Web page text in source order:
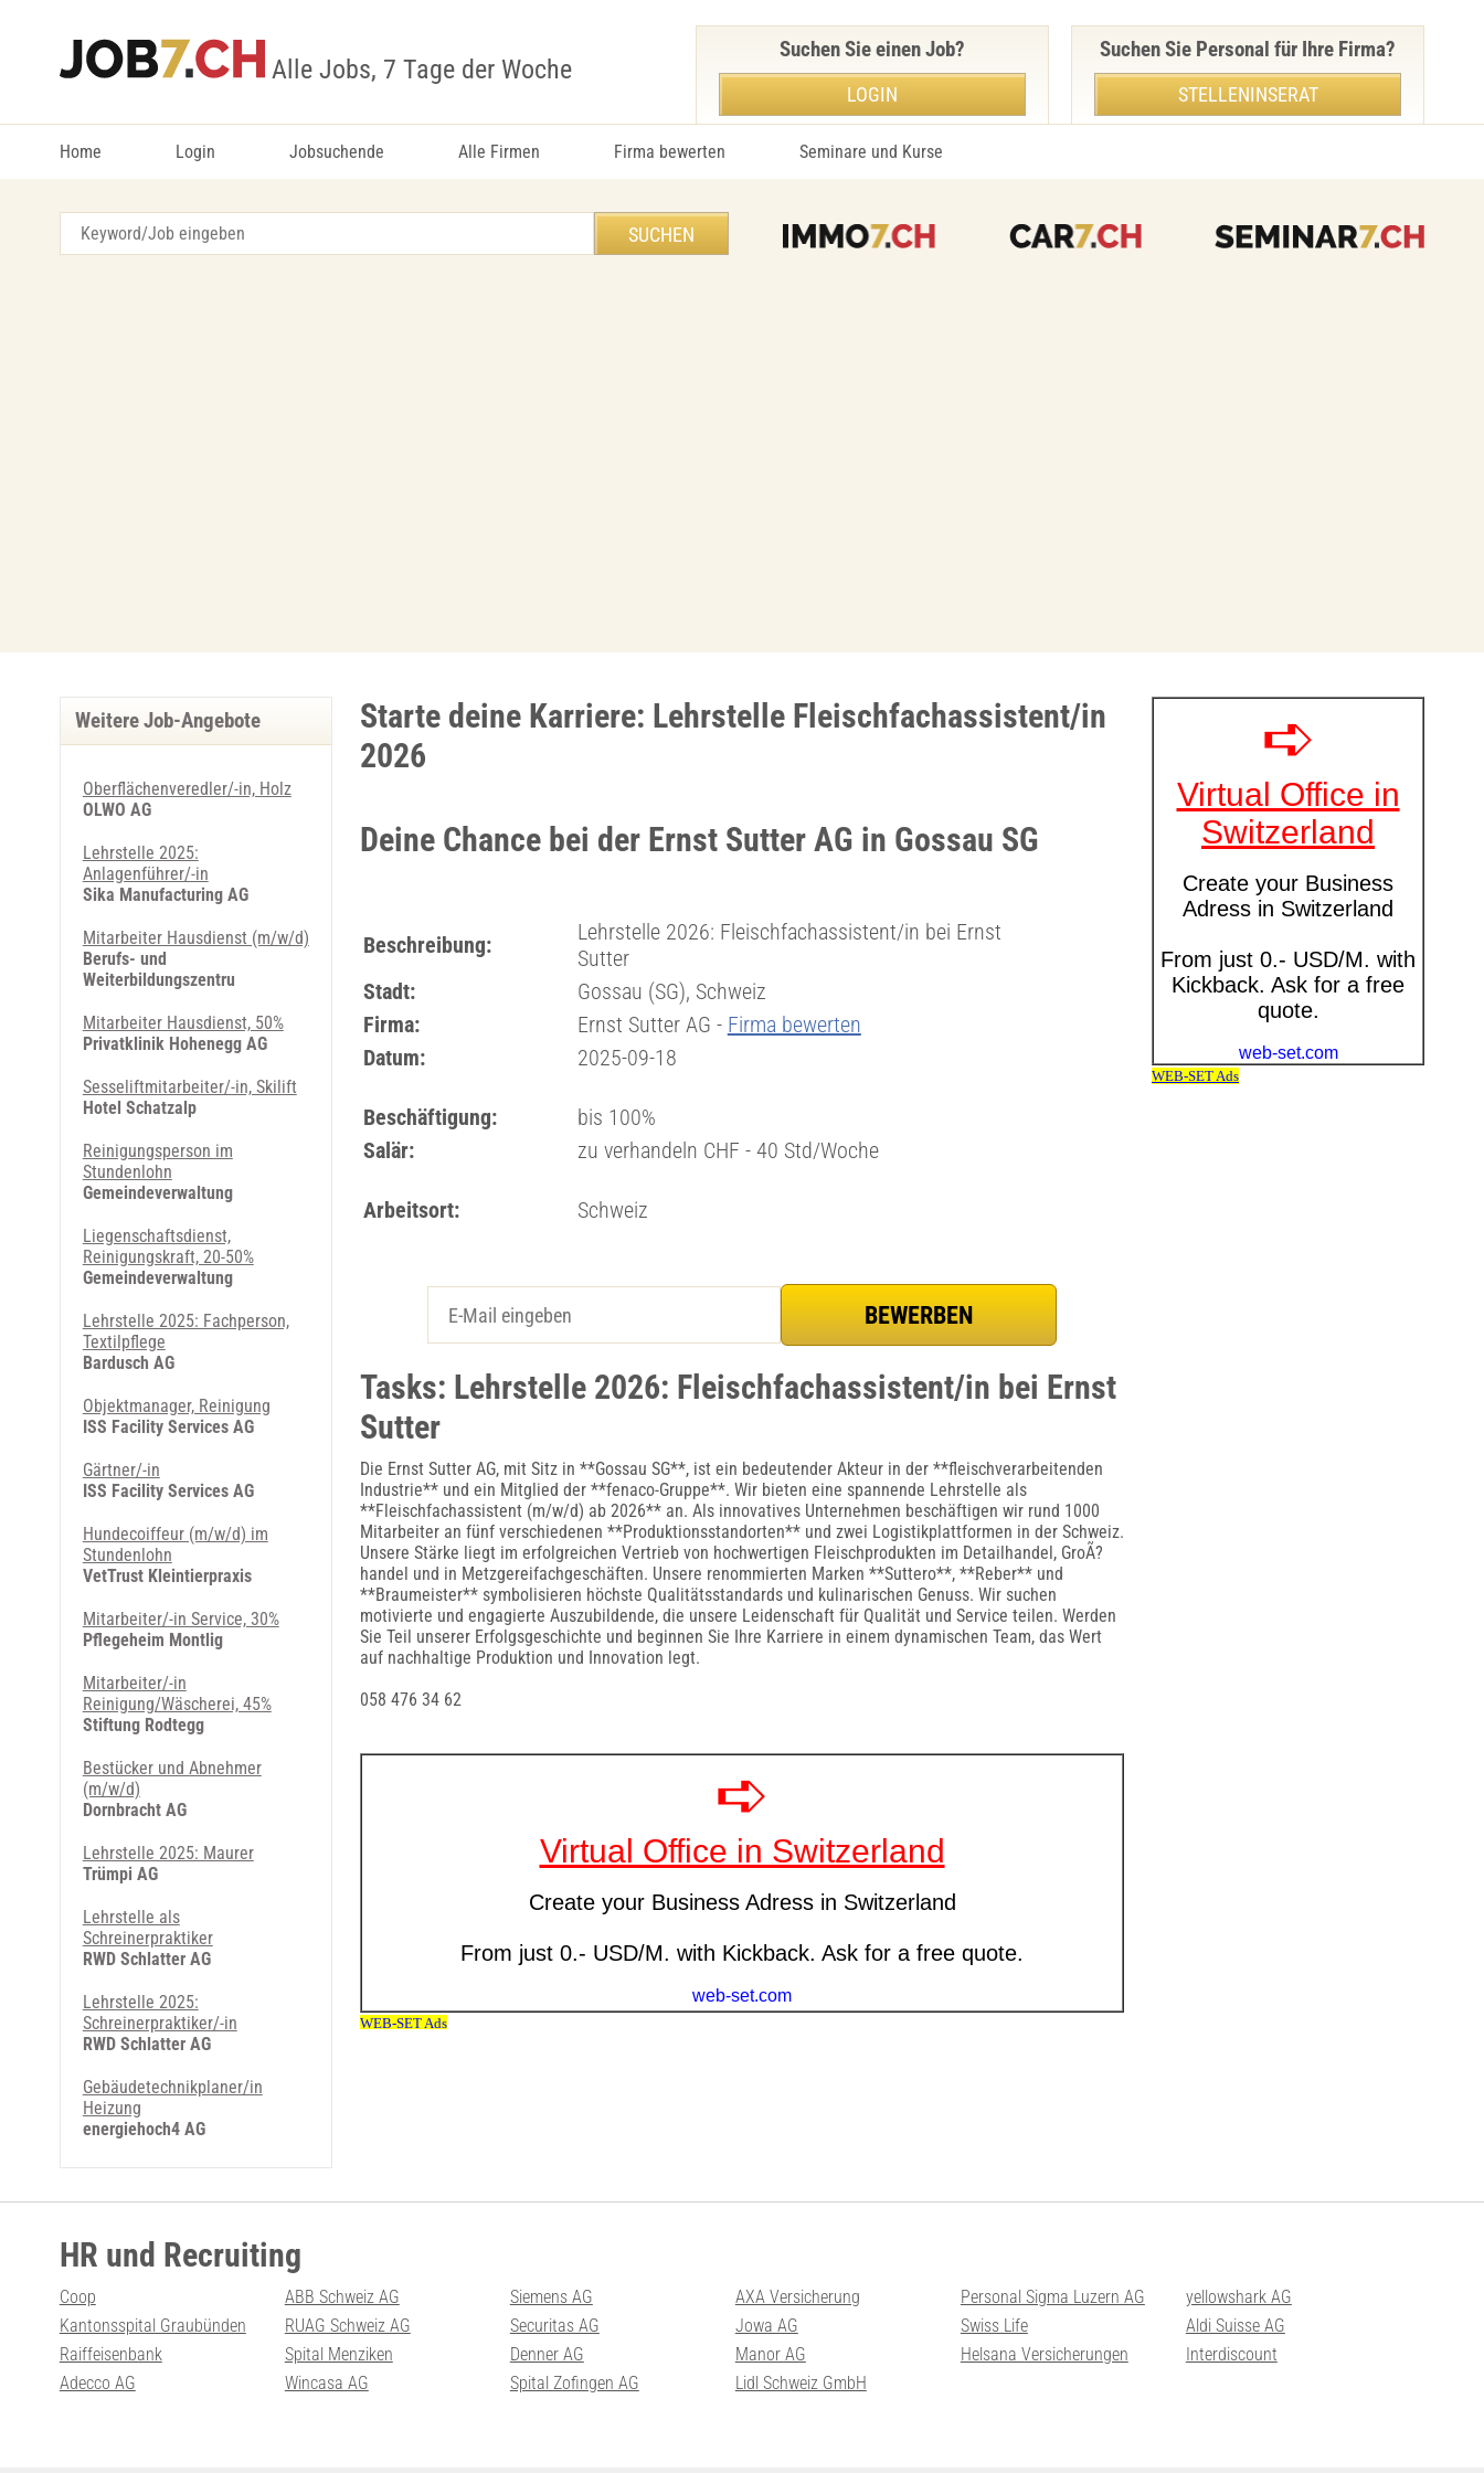
Alle Jobs, 7 Tage der Woche
Home Login Jobsuchende Alle Firmen Firma bewerten Seminare und Kurse
Suchen Sie einen Job?
LOGIN
Suchen Sie Personal für Ihre Firma?
STELLENINSERAT
Starte deine Karriere: Lehrstelle Fleischfachassistent/in
2026
Deine Chance bei der Ernst Sutter AG in Gossau SG
Beschreibung:
Lehrstelle 2026: Fleischfachassistent/in bei Ernst
Sutter
Stadt:
Gossau (SG), Schweiz
Firma:
Ernst Sutter AG - Firma bewerten
Datum:
2025-09-18
Beschäftigung:
bis 100%
Salär:
zu verhandeln CHF - 40 Std/Woche
Arbeitsort: Schweiz
Tasks: Lehrstelle 2026: Fleischfachassistent/in bei Ernst
Sutter
Die Ernst Sutter AG, mit Sitz in **Gossau SG**, ist ein bedeutender Akteur in der **fleischverarbeitenden
Industrie** und ein Mitglied der **fenaco-Gruppe**. Wir bieten eine spannende Lehrstelle als
**Fleischfachassistent (m/w/d) ab 2026** an. Als innovatives Unternehmen beschäftigen wir rund 1000
Mitarbeiter an fünf verschiedenen **Produktionsstandorten** und zwei Logistikplattformen in der Schweiz.
Unsere Stärke liegt im erfolgreichen Vertrieb von hochwertigen Fleischprodukten im Detailhandel, GroÃ?
handel und in Metzgereifachgeschäften. Unsere renommierten Marken **Suttero**, **Reber** und
**Braumeister** symbolisieren höchste Qualitätsstandards und kulinarischen Genuss. Wir suchen
motivierte und engagierte Auszubildende, die unsere Leidenschaft für Qualität und Service teilen. Werden
Sie Teil unserer Erfolgsgeschichte und beginnen Sie Ihre Karriere in einem dynamischen Team, das Wert
auf nachhaltige Produktion und Innovation legt.
058 476 34 62
Weitere Job-Angebote
Oberflächenveredler/-in, Holz
OLWO AG
Lehrstelle 2025:
Anlagenführer/-in
Sika Manufacturing AG
Mitarbeiter Hausdienst (m/w/d)
Berufs- und
Weiterbildungszentru
Mitarbeiter Hausdienst, 50%
Privatklinik Hohenegg AG
Sesseliftmitarbeiter/-in, Skilift
Hotel Schatzalp
Reinigungsperson im
Stundenlohn
Gemeindeverwaltung
Liegenschaftsdienst,
Reinigungskraft, 20-50%
Gemeindeverwaltung
Lehrstelle 2025: Fachperson,
Textilpflege
Bardusch AG
Objektmanager, Reinigung
ISS Facility Services AG
Gärtner/-in
ISS Facility Services AG
Hundecoiffeur (m/w/d) im
Stundenlohn
VetTrust Kleintierpraxis
Mitarbeiter/-in Service, 30%
Pflegeheim Montlig
Mitarbeiter/-in
Reinigung/Wäscherei, 45%
Stiftung Rodtegg
Bestücker und Abnehmer
(m/w/d)
Dornbracht AG
Lehrstelle 2025: Maurer
Trümpi AG
Lehrstelle als
Schreinerpraktiker
RWD Schlatter AG
Lehrstelle 2025:
Schreinerpraktiker/-in
RWD Schlatter AG
Gebäudetechnikplaner/in
Heizung
energiehoch4 AG
HR und Recruiting
Coop ABB Schweiz AG Siemens AG AXA Versicherung Personal Sigma Luzern AG
yellowshark AG
Kantonsspital Graubünden
RUAG Schweiz AG Securitas AG Jowa AG Swiss Life
Aldi Suisse AG
Raiffeisenbank
Spital Menziken Denner AG Manor AG Helsana Versicherungen
Interdiscount
Adecco AG
Wincasa AG Spital Zofingen AG Lidl Schweiz GmbH